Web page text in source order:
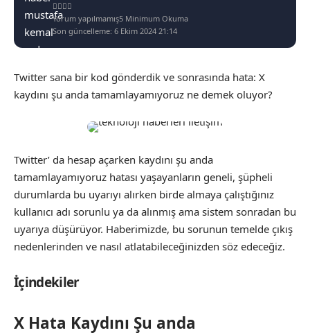
Son güncelleme: 6 Ekim 2024 21:14
Yorum yapılmamış5 Minimum Okuma
Twitter sana bir kod gönderdik ve sonrasında hata: X
kaydını şu anda tamamlayamıyoruz ne demek oluyor?
Twitter’ da hesap açarken kaydını şu anda
tamamlayamıyoruz hatası yaşayanların geneli, şüpheli
durumlarda bu uyarıyı alırken birde almaya çalıştığınız
kullanıcı adı sorunlu ya da alınmış ama sistem sonradan bu
uyarıya düşürüyor. Haberimizde, bu sorunun temelde çıkış
nedenlerinden ve nasıl atlatabileceğinizden söz edeceğiz.
İçindekiler
X Hata Kaydını Şu anda